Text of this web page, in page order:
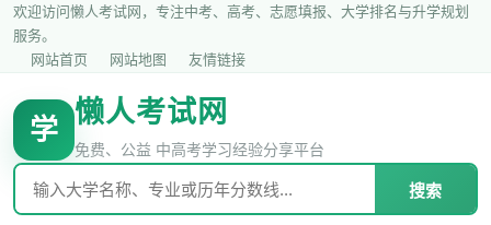
欢迎访问懒人考试网，专注中考、高考、志愿填报、大学排名与升学规划
服务。
网站首页
网站地图 友情链接
学
懒人考试网
免费、公益 中高考学习经验分享平台
搜索